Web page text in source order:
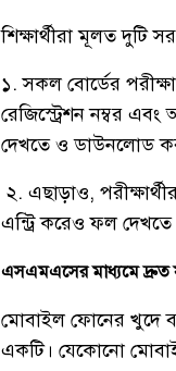
শিক্ষার্থীরা মূলত দুটি
১. সকল বোর্ডের
রেজিস্ট্রেশন নম্বর
দেখতে ও ডাউনলোড
২. এছাড়াও,
এন্ট্রি করেও ফল দেখতে
এসএমএসের মাধ্যমে দ্রুত
মোবাইল ফোনের খুদে
একটি। যেকোনো